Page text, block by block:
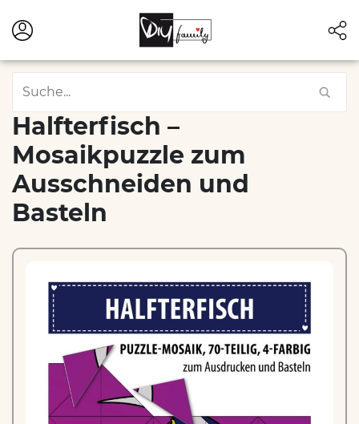
Halfterfisch –
Mosaikpuzzle zum
Ausschneiden und
Basteln